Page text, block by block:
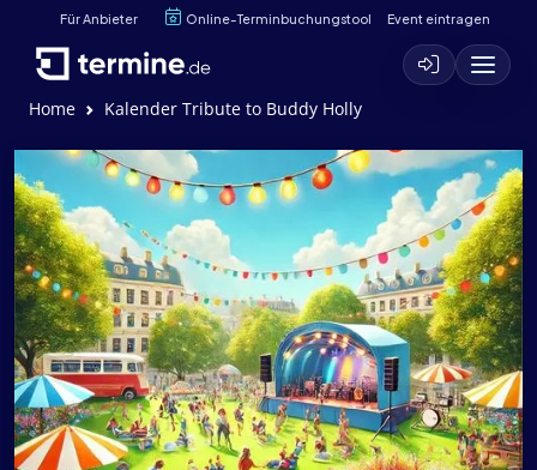
Für Anbieter Online-Terminbuchungstool Event eintragen
Home Kalender Tribute to Buddy Holly